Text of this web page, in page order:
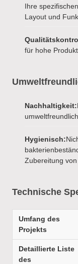
Ihre
Layout und
für hohe
Nachhaltigkeit:
umweltfreundlich
Hygienisch:
Zubereitung
Technische
Umfang des
Projekts
Detaillierte Liste
des